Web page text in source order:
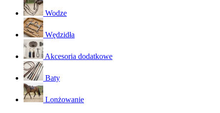
Wodze
Wędzidła
Akcesoria dodatkowe
Baty
Lonżowanie